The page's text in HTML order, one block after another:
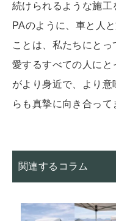
続けられるような施工
PAのように、車と人
ことは、私たちにと
愛するすべての人に
がより身近で、より
らも真摯に向き合って
関連するコラム